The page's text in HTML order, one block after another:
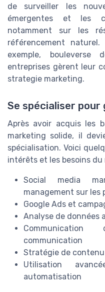
de surveiller les
émergentes et les
notamment sur les
référencement naturel.
exemple,
entreprises gèrent leur
strategie marketing.
Se spécialiser pour
Après avoir acquis les
marketing solide, il
spécialisation. Voici
intérêts et les besoins du
Social media
management sur les
Google Ads et
Analyse de données
communication
Stratégie de
Utilisation
automatisation